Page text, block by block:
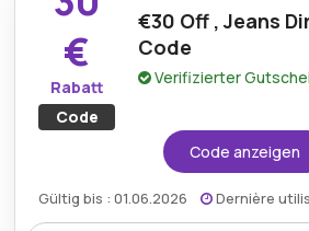
€
Rabatt
Code
€30 Off , Jeans
Code
Verifizierter
Code anzeigen
Gültig bis : 01.06.2026 Dernière